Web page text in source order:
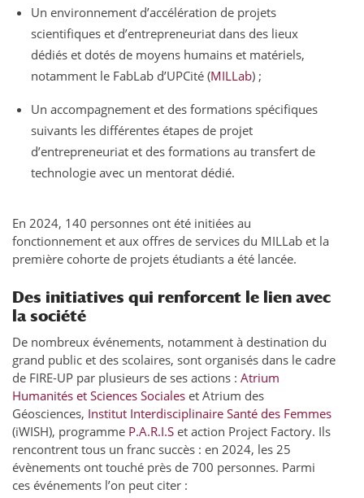
Un environnement d’accélération de projets
scientifiques et d’entrepreneuriat dans des lieux
dédiés et dotés de moyens humains et matériels,
notamment le FabLab d’UPCité (MILLab) ;
Un accompagnement et des formations spécifiques
suivants les différentes étapes de projet
d’entrepreneuriat et des formations au transfert de
technologie avec un mentorat dédié.
En 2024, 140 personnes ont été initiées au
fonctionnement et aux offres de services du MILLab et la
première cohorte de projets étudiants a été lancée.
Des initiatives qui renforcent le lien avec
la société
De nombreux événements, notamment à destination du
grand public et des scolaires, sont organisés dans le cadre
de FIRE-UP par plusieurs de ses actions : Atrium
Humanités et Sciences Sociales et Atrium des
Géosciences, Institut Interdisciplinaire Santé des Femmes
(iWISH), programme P.A.R.I.S et action Project Factory. Ils
rencontrent tous un franc succès : en 2024, les 25
évènements ont touché près de 700 personnes. Parmi
ces événements l’on peut citer :